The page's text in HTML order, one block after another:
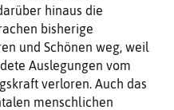
hinaus die
bisherige
und Schönen weg, weil
Auslegungen vom
verloren. Auch das
menschlichen